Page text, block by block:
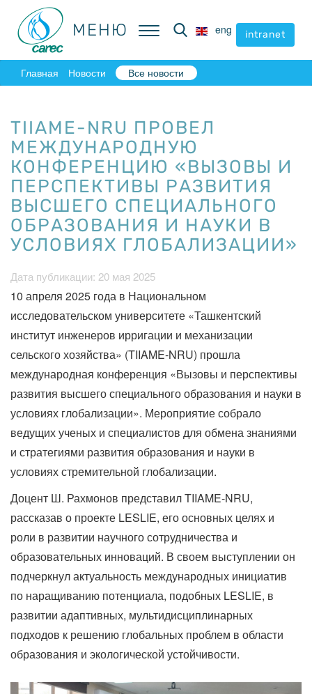
МЕНЮ eng intranet
МЕНЮ eng intranet
Главная Новости Все новости
TIIAME-NRU ПРОВЕЛ
МЕЖДУНАРОДНУЮ
КОНФЕРЕНЦИЮ «ВЫЗОВЫ И
ПЕРСПЕКТИВЫ РАЗВИТИЯ
ВЫСШЕГО СПЕЦИАЛЬНОГО
ОБРАЗОВАНИЯ И НАУКИ В
УСЛОВИЯХ ГЛОБАЛИЗАЦИИ»
Дата публикации: 20 мая 2025
10 апреля 2025 года в Национальном
исследовательском университете «Ташкентский
институт инженеров ирригации и механизации
сельского хозяйства» (TIIAME-NRU) прошла
международная конференция «Вызовы и перспективы
развития высшего специального образования и науки в
условиях глобализации». Мероприятие собрало
ведущих ученых и специалистов для обмена знаниями
и стратегиями развития образования и науки в
условиях стремительной глобализации.
Доцент Ш. Рахмонов представил TIIAME-NRU,
рассказав о проекте LESLIE, его основных целях и
роли в развитии научного сотрудничества и
образовательных инноваций. В своем выступлении он
подчеркнул актуальность международных инициатив
по наращиванию потенциала, подобных LESLIE, в
развитии адаптивных, мультидисциплинарных
подходов к решению глобальных проблем в области
образования и экологической устойчивости.